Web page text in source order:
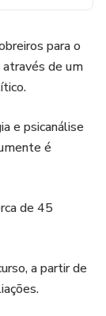
para o
de um
e psicanálise
é
de 45
a partir de